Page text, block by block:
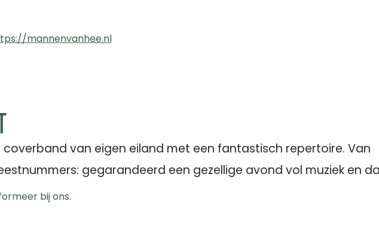
mannenvanhee.nl
coverband van eigen eiland met een fantastisch repertoire. Van
gegarandeerd een gezellige avond vol muziek en
bij ons.